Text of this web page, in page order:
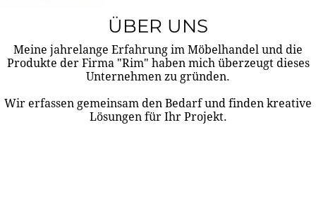
ÜBER UNS
Meine jahrelange Erfahrung im Möbelhandel und die
Produkte der Firma "Rim" haben mich überzeugt dieses
Unternehmen zu gründen.
Wir erfassen gemeinsam den Bedarf und finden kreative
Lösungen für Ihr Projekt.